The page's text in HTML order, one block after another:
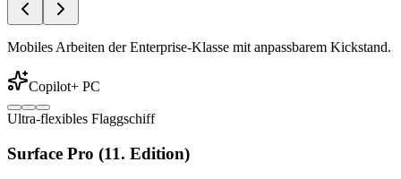
Mobiles Arbeiten der Enterprise-Klasse mit anpassbarem Kickstand.
Copilot+ PC
Ultra-flexibles Flaggschiff
Surface Pro (11. Edition)